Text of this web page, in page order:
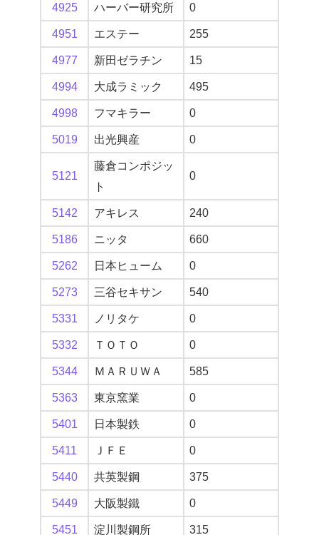
4925 ハーバー研究所 0
4951 エステー 255
4977 新田ゼラチン 15
4994 大成ラミック 495
4998 フマキラー 0
5019 出光興産 0
5121
藤倉コンポジッ
ト
0
5142 アキレス 240
5186 ニッタ 660
5262 日本ヒューム 0
5273 三谷セキサン 540
5331 ノリタケ 0
5332 ＴＯＴＯ 0
5344 ＭＡＲＵＷＡ 585
5363 東京窯業 0
5401 日本製鉄 0
5411 ＪＦＥ 0
5440 共英製鋼 375
5449 大阪製鐵 0
5451 淀川製鋼所 315